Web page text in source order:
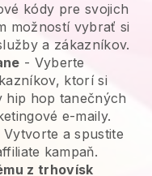
kódy pre svojich
možností vybrať si
a zákazníkov.
- Vyberte
ktorí si
hip hop tanečných
e-maily.
Vytvorte a spustite
kampaň.
z trhovísk